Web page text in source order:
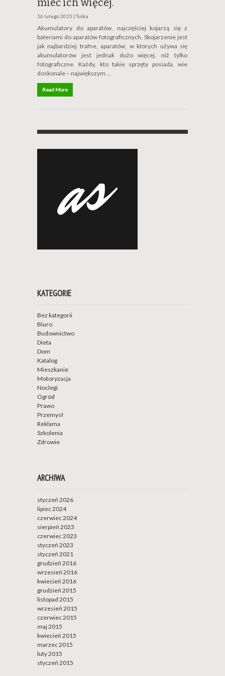
16 lutego 2015 |Tuśka
Akumulatory do aparatów, najczęściej kojarzą się z
bateriami do aparatów fotograficznych. Skojarzenie jest
jak najbardziej trafne, aparatów, w których używa się
akumulatorów jest jednak dużo więcej, niż tylko
fotograficzne. Każdy, kto takie sprzęty posiada, wie
doskonale – największym …
Read More
KATEGORIE
Bez kategorii
Biuro
Budownictwo
Dieta
Dom
Katalog
Mieszkanie
Motoryzacja
Noclegi
Ogród
Prawo
Przemysł
Reklama
Szkolenia
Zdrowie
ARCHIWA
styczeń 2026
lipiec 2024
czerwiec 2024
sierpień 2023
czerwiec 2023
styczeń 2023
styczeń 2021
grudzień 2016
wrzesień 2016
kwiecień 2016
grudzień 2015
listopad 2015
wrzesień 2015
czerwiec 2015
maj 2015
kwiecień 2015
marzec 2015
luty 2015
styczeń 2015